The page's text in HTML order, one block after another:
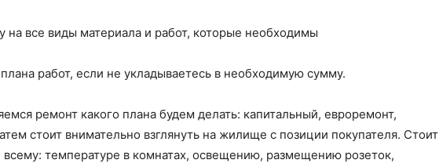
на все виды материала и работ, которые необходимы
работ, если не укладываетесь в необходимую сумму.
ремонт какого плана будем делать: капитальный, евроремонт,
стоит внимательно взглянуть на жилище с позиции покупателя. Стоит
всему: температуре в комнатах, освещению, размещению розеток,